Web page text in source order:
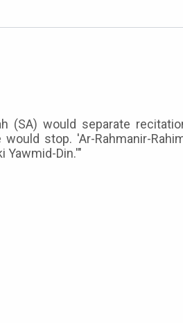
(SA) would separate
stop. 'Ar-Rahmanir-
Yawmid-Din.'"